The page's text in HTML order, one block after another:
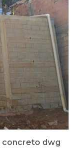
concreto dwg